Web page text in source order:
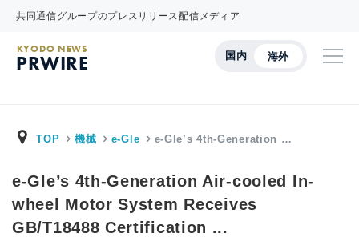
共同通信グループのプレスリリース配信メディア
国内 海外
KYODO NEWS
PRWIRE
TOP 機械 e-Gle e-Gle’s 4th-Generation …
e-Gle’s 4th-Generation Air-cooled In-
wheel Motor System Receives
GB/T18488 Certification ...